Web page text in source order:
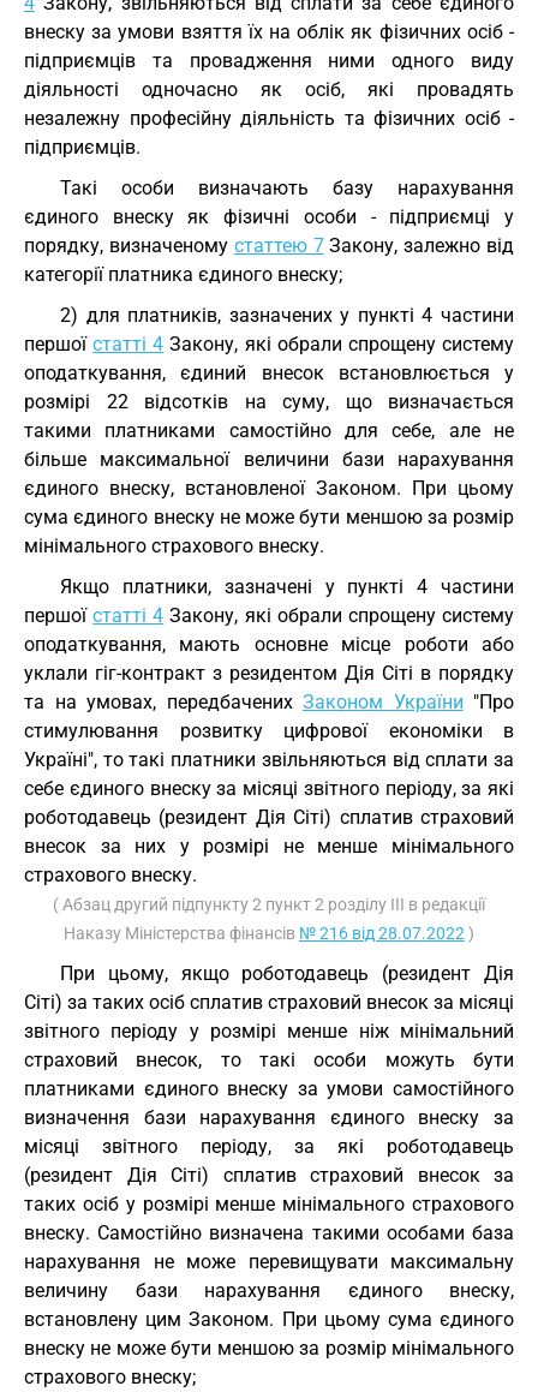
внеску за умови взяття їх на облік як фізичних осіб -
підприємців та провадження ними одного виду
діяльності одночасно як осіб, які провадять
незалежну професійну діяльність та фізичних осіб -
підприємців.
Такі особи визначають базу нарахування
єдиного внеску як фізичні особи - підприємці у
порядку, визначеному статтею 7Закону, залежно від
категорії платника єдиного внеску;
2) для платників, зазначених у пункті 4 частини
першоїстатті 4 Закону, які обрали спрощену систему
оподаткування, єдиний внесок встановлюється у
розмірі 22 відсотків на суму, що визначається
такими платниками самостійно для себе, але не
більше максимальної величини бази нарахування
єдиного внеску, встановленої Законом. При цьому
сума єдиного внеску не може бути меншою за розмір
мінімального страхового внеску.
Якщо платники, зазначені у пункті 4 частини
першоїстатті 4 Закону, які обрали спрощену систему
оподаткування, мають основне місце роботи або
уклали гіг-контракт з резидентом Дія Сіті в порядку
та на умовах, передбачених Законом України "Про
стимулювання розвитку цифрової економіки в
Україні", то такі платники звільняються від сплати за
себе єдиного внеску за місяці звітного періоду, за які
роботодавець (резидент Дія Сіті) сплатив страховий
внесок за них у розмірі не менше мінімального
страхового внеску.
( Абзац другий підпункту 2 пункт 2 розділу III в редакції
Наказу Міністерства фінансів № 216 від 28.07.2022 )
При цьому, якщо роботодавець (резидент Дія
Сіті) за таких осіб сплатив страховий внесок за місяці
звітного періоду у розмірі менше ніж мінімальний
страховий внесок, то такі особи можуть бути
платниками єдиного внеску за умови самостійного
визначення бази нарахування єдиного внеску за
місяці звітного періоду, за які роботодавець
(резидент Дія Сіті) сплатив страховий внесок за
таких осіб у розмірі менше мінімального страхового
внеску. Самостійно визначена такими особами база
нарахування не може перевищувати максимальну
величину бази нарахування єдиного внеску,
встановлену цим Законом. При цьому сума єдиного
внеску не може бути меншою за розмір мінімального
страхового внеску;